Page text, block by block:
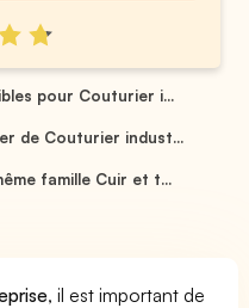
pour Couturier i...
de Couturier indust...
famille Cuir et t...
, il est important de